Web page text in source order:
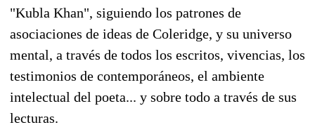
"Kubla Khan", siguiendo los patrones de
asociaciones de ideas de Coleridge, y su universo
mental, a través de todos los escritos, vivencias, los
testimonios de contemporáneos, el ambiente
intelectual del poeta... y sobre todo a través de sus
lecturas.